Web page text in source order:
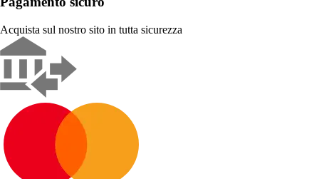
Acquista sul nostro sito in tutta sicurezza